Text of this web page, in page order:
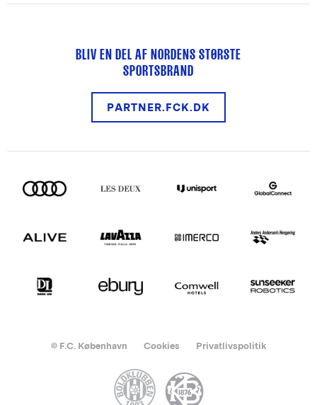
BLIV EN DEL AF NORDENS STØRSTE
SPORTSBRAND
PARTNER.FCK.DK
© F.C. København Cookies Privatlivspolitik